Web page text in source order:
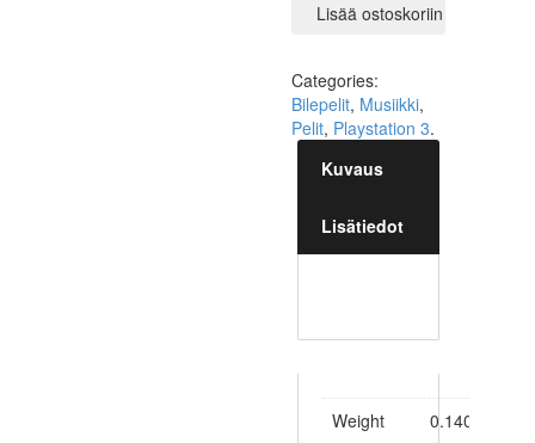
Lisää ostoskoriin
Categories:
Bilepelit, Musiikki,
Pelit, Playstation 3.
Kuvaus
Lisätiedot
Weight
0.140 kg